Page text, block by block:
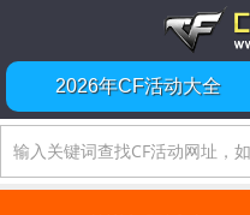
2026年CF活动大全